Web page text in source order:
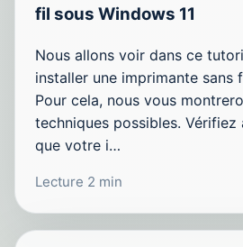
fil sous Windows 11
Nous allons voir dans ce
installer une imprimante sans
Pour cela, nous vous
techniques possibles.
que votre i…
Lecture 2 min